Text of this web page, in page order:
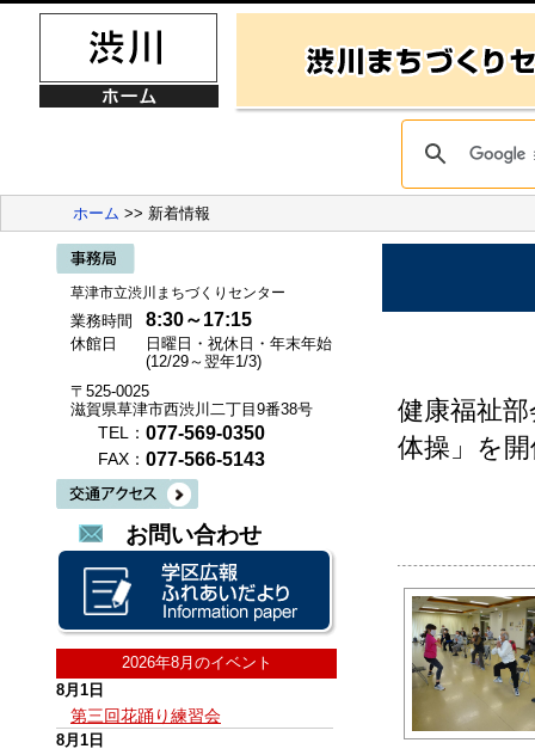
ホーム >> 新着情報
草津市立渋川まちづくりセンター
業務時間 8:30～17:15
休館日
日曜日・祝休日・年末年始
(12/29～翌年1/3)
〒525-0025
滋賀県草津市西渋川二丁目9番38号
TEL： 077-569-0350
FAX： 077-566-5143
お問い合わせ
2026年8月のイベント
8月1日
第三回花踊り練習会
8月1日
健康福祉
体操」を